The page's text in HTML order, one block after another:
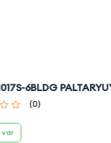
6BLDG
(0)
var